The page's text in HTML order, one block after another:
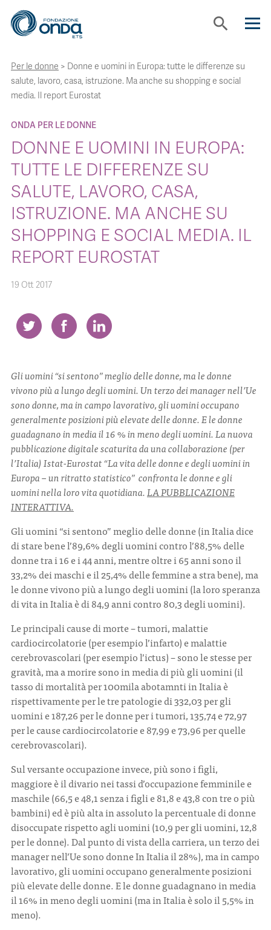
search
CHI SIAMO
STRUMENTI
PROGETTI
BOLLINI
ITA ENG
Per le donne > Donne e uomini in Europa: tutte le differenze su
salute, lavoro, casa, istruzione. Ma anche su shopping e social
media. Il report Eurostat
ONDA PER LE DONNE
DONNE E UOMINI IN EUROPA:
TUTTE LE DIFFERENZE SU
SALUTE, LAVORO, CASA,
ISTRUZIONE. MA ANCHE SU
SHOPPING E SOCIAL MEDIA. IL
REPORT EUROSTAT
19 Ott 2017
Gli uomini “si sentono” meglio delle donne, ma le donne
vivono più a lungo degli uomini. Un terzo dei manager nell’Ue
sono donne, ma in campo lavorativo, gli uomini occupano
generalmente posizioni più elevate delle donne. E le donne
guadagnano in media il 16 % in meno degli uomini. La nuova
pubblicazione digitale scaturita da una collaborazione (per
l’Italia) Istat-Eurostat “La vita delle donne e degli uomini in
Europa – un ritratto statistico” confronta le donne e gli
uomini nella loro vita quotidiana.LA PUBBLICAZIONE
INTERATTIVA.
Gli uomini “si sentono” meglio delle donne (in Italia dice
di stare bene l’89,6% degli uomini contro l’88,5% delle
donne tra i 16 e i 44 anni, mentre oltre i 65 anni sono il
33,2% dei maschi e il 25,4% delle femmine a stra bene), ma
le donne vivono più a lungo degli uomini (la loro speranza
di vita in Italia è di 84,9 anni contro 80,3 degli uomini).
Le principali cause di morte – tumori, malattie
cardiocircolatorie (per esempio l’infarto) e malattie
cerebrovascolari (per esempio l’ictus) – sono le stesse per
gravità, ma a morire sono in media di più gli uomini (il
tasso di mortalità per 100mila abotamnti in Italia è
rispettivamente per le tre patologie di 332,03 per gli
uomini e 187,26 per le donne per i tumori, 135,74 e 72,97
per le cause cardiocircolatorie e 87,99 e 73,96 per quelle
cerebrovascolari).
Sul versante occupazione invece, più sono i figli,
maggiore è il divario nei tassi d’occupazione femminile e
maschile (66,5 e 48,1 senza i figli e 81,8 e 43,8 con tre o più
bambini) ed è più alta in assoluto la percentuale di donne
disoccupate rispetto agli uomini (10,9 per gli uomini, 12,8
per le donne). Dal punto di vista della carriera, un terzo dei
manager nell’Ue sono donne In Italia il 28%), ma in campo
lavorativo, gli uomini occupano generalmente posizioni
più elevate delle donne. E le donne guadagnano in media
il 16% in meno degli uomini (ma in Italia è solo il 5,5% in
meno).